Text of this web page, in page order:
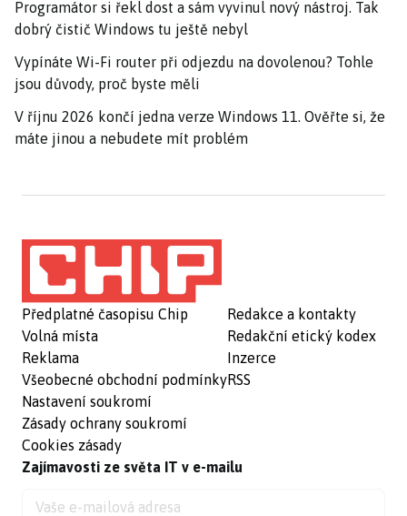
Programátor si řekl dost a sám vyvinul nový nástroj. Tak
dobrý čistič Windows tu ještě nebyl
Vypínáte Wi-Fi router při odjezdu na dovolenou? Tohle
jsou důvody, proč byste měli
V říjnu 2026 končí jedna verze Windows 11. Ověřte si, že
máte jinou a nebudete mít problém
Předplatné časopisu Chip
Volná místa
Reklama
Všeobecné obchodní podmínky
Nastavení soukromí
Zásady ochrany soukromí
Cookies zásady
Redakce a kontakty
Redakční etický kodex
Inzerce
RSS
Zajímavosti ze světa IT v e-mailu